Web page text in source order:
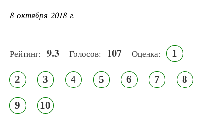
8 октября 2018 г.
Рейтинг: 9.3 Голосов: 107 Оценка: 1
2 3 4 5 6 7 8
9 10